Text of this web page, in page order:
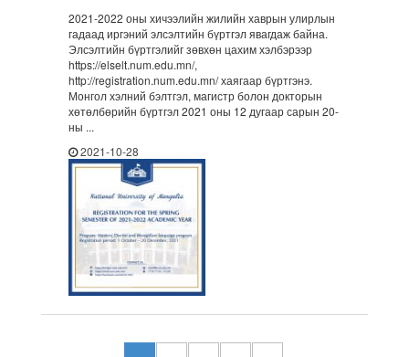
2021-2022 оны хичээлийн жилийн хаврын улирлын
гадаад иргэний элсэлтийн бүртгэл явагдаж байна.
Элсэлтийн бүртгэлийг зөвхөн цахим хэлбэрээр
https://elselt.num.edu.mn/,
http://registration.num.edu.mn/ хаягаар бүртгэнэ.
Монгол хэлний бэлтгэл, магистр болон докторын
хөтөлбөрийн бүртгэл 2021 оны 12 дугаар сарын 20-
ны ...
2021-10-28